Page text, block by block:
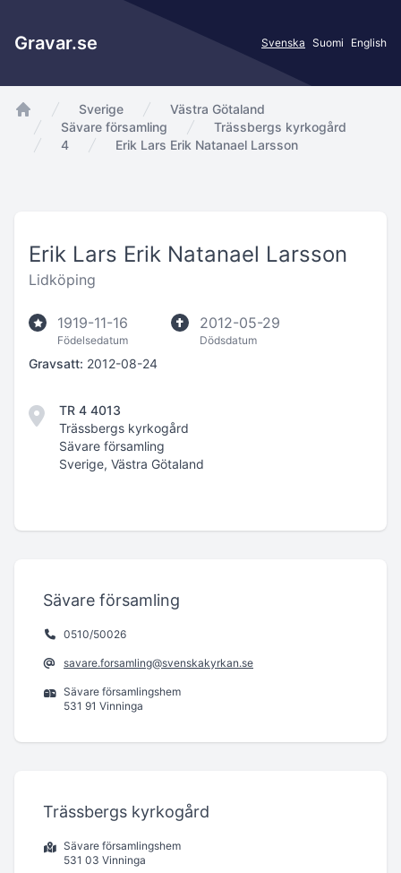
Gravar.se Svenska Suomi English
app.Start
Sverige
Västra Götaland
Sävare församling
Trässbergs kyrkogård
4
Erik Lars Erik Natanael Larsson
Erik Lars Erik Natanael Larsson
Lidköping
1919-11-16
Födelsedatum
2012-05-29
Dödsdatum
Gravsatt: 2012-08-24
TR 4 4013
Trässbergs kyrkogård
Sävare församling
Sverige, Västra Götaland
Sävare församling
0510/50026
savare.forsamling@svenskakyrkan.se
Sävare församlingshem
531 91 Vinninga
Trässbergs kyrkogård
Sävare församlingshem
531 03 Vinninga